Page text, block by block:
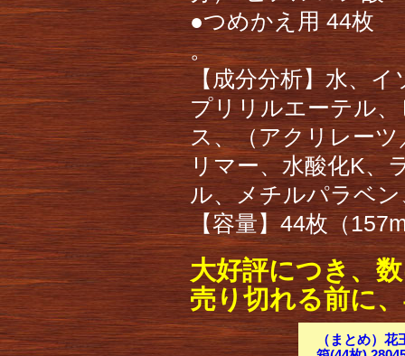
●つめかえ用 44枚
。
【成分分析】水、イ
プリリルエーテル
ス、（アクリレー
リマー、水酸化K、
ル、メチルパラベ
【容量】44枚（
大好評につき、
売り切れる前に
（まとめ）